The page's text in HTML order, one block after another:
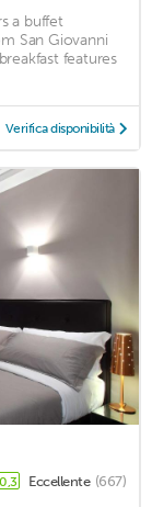
a buffet
San Giovanni
features
Verifica disponibilità
Eccellente (667)